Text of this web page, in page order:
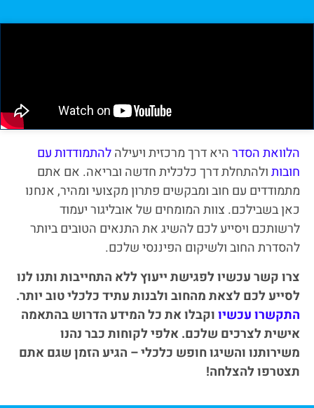
הלוואת הסדרהיא דרך מרכזית ויעילהלהתמודדות עם
חובותולהתחלת דרך כלכלית חדשה ובריאה. אם אתם
מתמודדים עם חוב ומבקשים פתרון מקצועי ומהיר, אנחנו
כאן בשבילכם. צוות המומחים של אובליגור יעמוד
לרשותכם ויסייע לכם להשיג את התנאים הטובים ביותר
להסדרת החוב ולשיקום הפיננסי שלכם.
צרו קשר עכשיו לפגישת ייעוץ ללא התחייבות ותנו לנו
לסייע לכם לצאת מהחוב ולבנות עתיד כלכלי טוב יותר.
התקשרו עכשיווקבלו את כל המידע הדרוש בהתאמה
אישית לצרכים שלכם. אלפי לקוחות כבר נהנו
משירותנו והשיגו חופש כלכלי – הגיע הזמן שגם אתם
תצטרפו להצלחה!